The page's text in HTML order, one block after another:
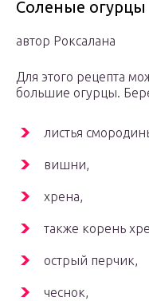
Соленые огурцы
автор Роксалана
Для этого рецепта
большие огурцы.
листья
вишни,
хрена,
также корень
острый перчик,
чеснок,